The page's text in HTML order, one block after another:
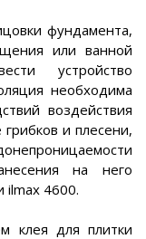
фундамента,
или ванной
устройство
необходима
воздействия
и плесени,
на него
ilmax 4600.
клея для плитки